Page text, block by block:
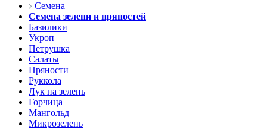
Семена
Семена зелени и пряностей
Базилики
Укроп
Петрушка
Салаты
Пряности
Руккола
Лук на зелень
Горчица
Мангольд
Микрозелень